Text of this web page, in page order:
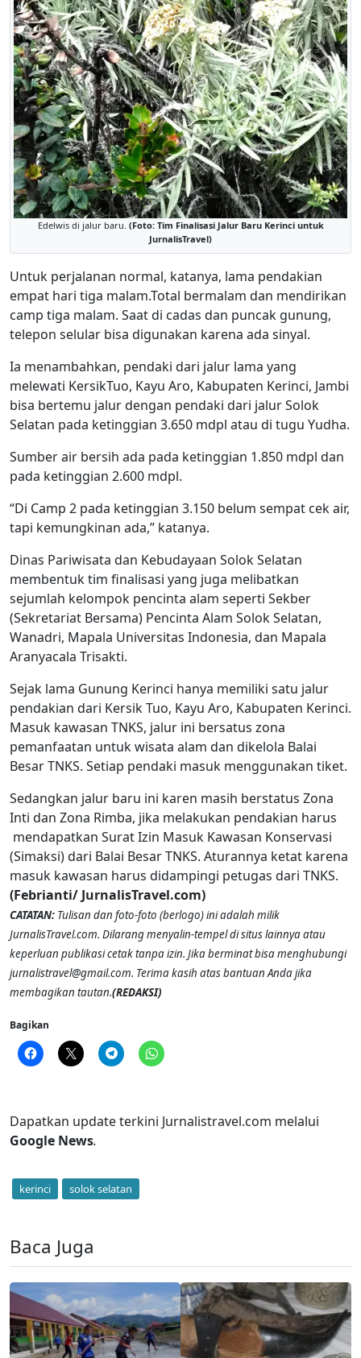
Edelwis di jalur baru. (Foto: Tim Finalisasi Jalur Baru Kerinci untuk
JurnalisTravel)
Untuk perjalanan normal, katanya, lama pendakian
empat hari tiga malam.Total bermalam dan mendirikan
camp tiga malam. Saat di cadas dan puncak gunung,
telepon selular bisa digunakan karena ada sinyal.
Ia menambahkan, pendaki dari jalur lama yang
melewati KersikTuo, Kayu Aro, Kabupaten Kerinci, Jambi
bisa bertemu jalur dengan pendaki dari jalur Solok
Selatan pada ketinggian 3.650 mdpl atau di tugu Yudha.
Sumber air bersih ada pada ketinggian 1.850 mdpl dan
pada ketinggian 2.600 mdpl.
“Di Camp 2 pada ketinggian 3.150 belum sempat cek air,
tapi kemungkinan ada,” katanya.
Dinas Pariwisata dan Kebudayaan Solok Selatan
membentuk tim finalisasi yang juga melibatkan
sejumlah kelompok pencinta alam seperti Sekber
(Sekretariat Bersama) Pencinta Alam Solok Selatan,
Wanadri, Mapala Universitas Indonesia, dan Mapala
Aranyacala Trisakti.
Sejak lama Gunung Kerinci hanya memiliki satu jalur
pendakian dari Kersik Tuo, Kayu Aro, Kabupaten Kerinci.
Masuk kawasan TNKS, jalur ini bersatus zona
pemanfaatan untuk wisata alam dan dikelola Balai
Besar TNKS. Setiap pendaki masuk menggunakan tiket.
Sedangkan jalur baru ini karen masih berstatus Zona
Inti dan Zona Rimba, jika melakukan pendakian harus
mendapatkan Surat Izin Masuk Kawasan Konservasi
(Simaksi) dari Balai Besar TNKS. Aturannya ketat karena
masuk kawasan harus didampingi petugas dari TNKS.
(Febrianti/ JurnalisTravel.com)
CATATAN: Tulisan dan foto-foto (berlogo) ini adalah milik
JurnalisTravel.com. Dilarang menyalin-tempel di situs lainnya atau
keperluan publikasi cetak tanpa izin. Jika berminat bisa menghubungi
jurnalistravel@gmail.com. Terima kasih atas bantuan Anda jika
membagikan tautan.(REDAKSI)
Bagikan
Dapatkan update terkini Jurnalistravel.com melalui
Google News.
kerinci solok selatan
Baca Juga